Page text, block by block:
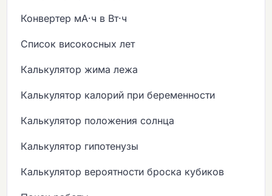
Конвертер мА·ч в Вт·ч
Список високосных лет
Калькулятор жима лежа
Калькулятор калорий при беременности
Калькулятор положения солнца
Калькулятор гипотенузы
Калькулятор вероятности броска кубиков